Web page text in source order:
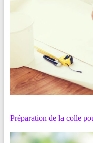
Préparation de la colle